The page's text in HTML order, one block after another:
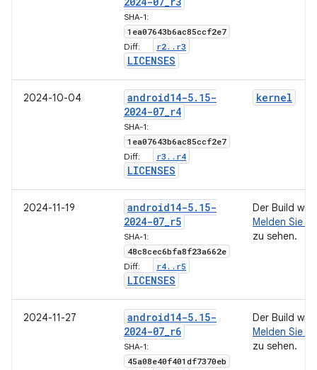
SHA-1:
1ea07643b6ac85ccf2e7
Diff: r2. . r3
LICENSES
2024-10-04 android14-5. 15-
2024-07_r4
SHA-1:
1ea07643b6ac85ccf2e7
Diff: r3 . . r4
LICENSES
kernel
2024-11-19 android14-5. 15-
2024-07_r5
SHA-1:
48c8cec6bfa8f23a662e
Diff: r4. . r5
LICENSES
Der Build
Melden Sie
zu sehen.
2024-11-27 android14-5. 15-
2024-07_r6
SHA-1:
45a08e40f401df7370eb
Der Build
Melden Sie
zu sehen.